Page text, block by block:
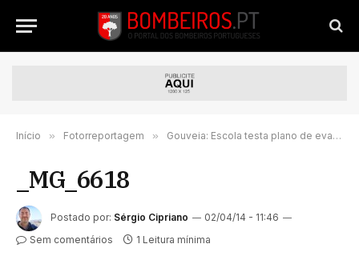
Início » Fotorreportagem » Gouveia: Escola testa plano de evacuação de emergência
_MG_6618
Postado por: Sérgio Cipriano
02/04/14 - 11:46
Sem comentários
1 Leitura mínima